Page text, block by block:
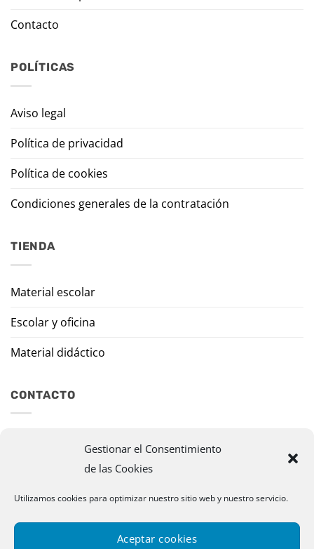
Gestionar el Consentimiento
de las Cookies
Utilizamos cookies para optimizar nuestro sitio web y nuestro servicio.
Aceptar cookies
Contacto
POLÍTICAS
Aviso legal
Política de privacidad
Política de cookies
Condiciones generales de la contratación
TIENDA
Material escolar
Escolar y oficina
Material didáctico
CONTACTO
murazpi@murazpi.com
948 234 436 – 623 195 518